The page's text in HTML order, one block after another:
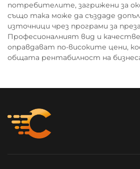
потребителите, загрижени за
също така може да създаде
източници чрез програми за
Професионалният вид и
оправдават по-високите цени,
общата рентабилност на